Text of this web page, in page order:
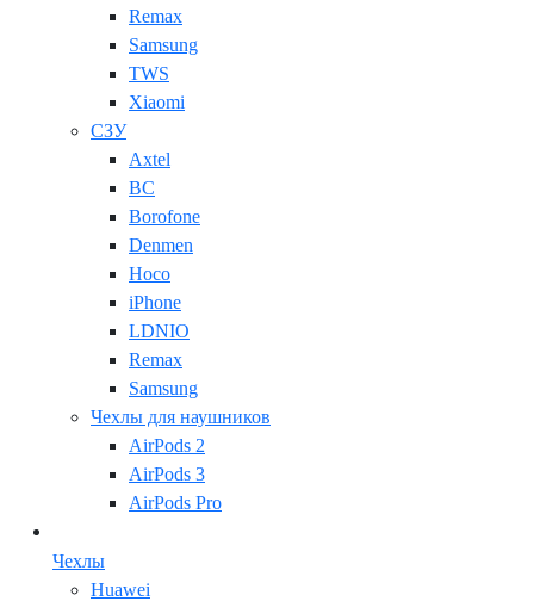
Remax
Samsung
TWS
Xiaomi
СЗУ
Axtel
BC
Borofone
Denmen
Hoco
iPhone
LDNIO
Remax
Samsung
Чехлы для наушников
AirPods 2
AirPods 3
AirPods Pro
Чехлы
Huawei